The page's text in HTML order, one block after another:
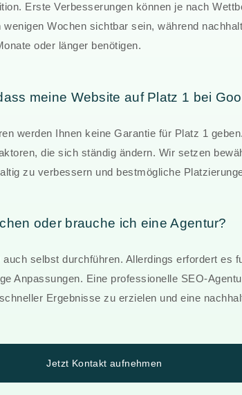
Erste Verbesserungen können je nach
Wochen sichtbar sein, während
oder länger benötigen.
meine Website auf Platz 1 bei
werden Ihnen keine Garantie für Platz 1
die sich ständig ändern. Wir setzen
zu verbessern und bestmögliche
oder brauche ich eine Agentur?
selbst durchführen. Allerdings erfordert es
Anpassungen. Eine professionelle SEO-
Ergebnisse zu erzielen und eine
Jetzt Kontakt aufnehmen